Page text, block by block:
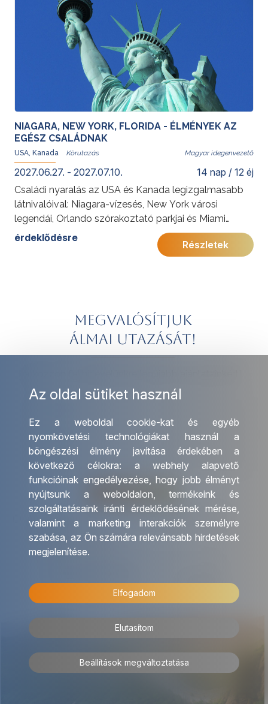
Az oldal sütiket használ
Ez a weboldal cookie-kat és egyéb
nyomkövetési technológiákat használ a
böngészési élmény javítása érdekében a
következő célokra: a webhely alapvető
funkcióinak engedélyezése, hogy jobb élményt
nyújtsunk a weboldalon,termékeink és
szolgáltatásaink iránti érdeklődésének mérése,
valamint a marketing interakciók személyre
szabása, az Ön számára relevánsabb hirdetések
megjelenítése.
Elfogadom
Elutasítom
Beállítások megváltoztatása
Államokról kattintson
NIAGARA, NEW YORK, FLORIDA - ÉLMÉNYEK AZ
EGÉSZ CSALÁDNAK
USA, Kanada Magyar idegenvezető
2027.06.27. - 2027.07.10. 14 nap / 12 éj
Családi nyaralás az USA és Kanada legizgalmasabb
látnivalóival: Niagara-vízesés, New York városi
legendái, Orlando szórakoztató parkjai és Miami
napfényes strandjai felejthetetlen élményt nyújtanak
érdeklődésre
Részletek
Megvalósítjuk
álmai utazását!
Hozzájárulok, hogy az OTP Travel hírleveleket küldjön
Adatkezelési tájékoztató